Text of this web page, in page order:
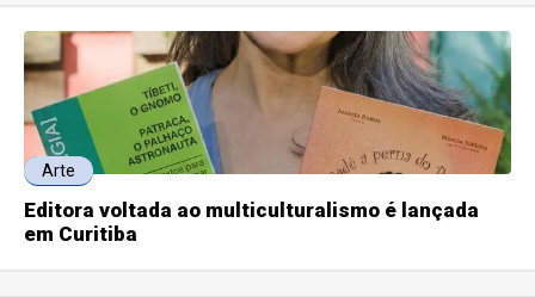
Arte
Editora voltada ao multiculturalismo é lançada
em Curitiba